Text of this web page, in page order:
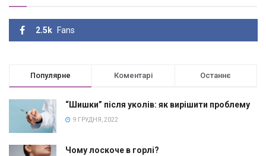
2.5k Fans
Популярне Коментарі Останнє
“Шишки” після уколів: як вирішити проблему
9 ГРУДНЯ, 2022
Чому лоскоче в горлі?